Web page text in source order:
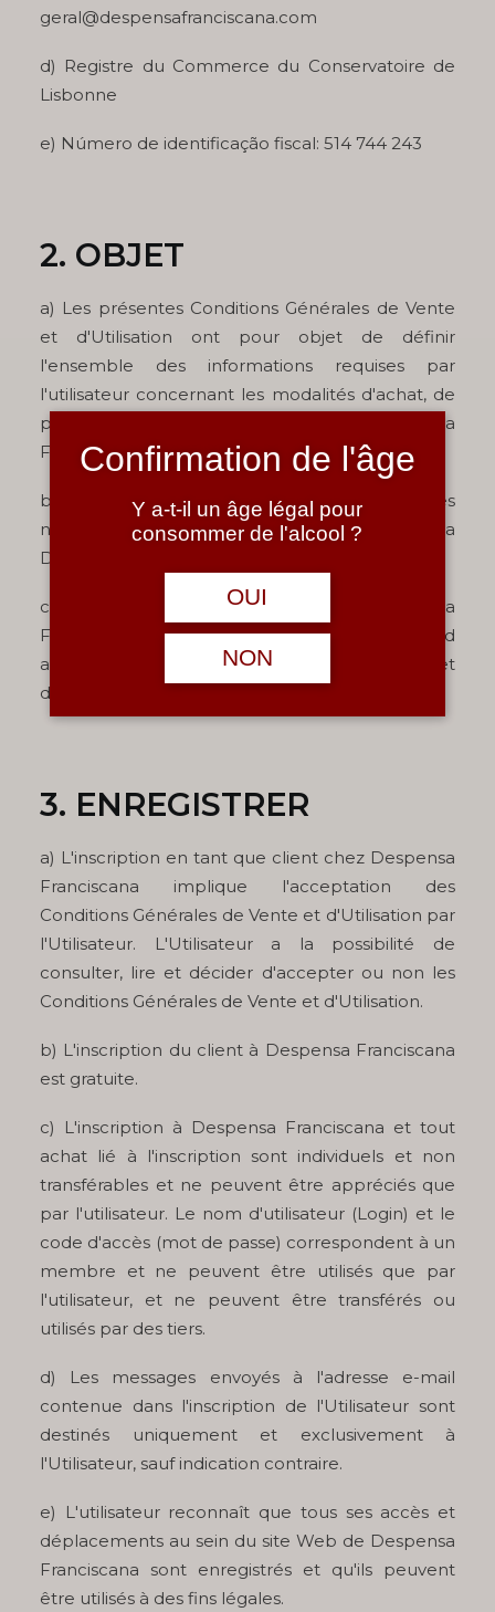
geral@despensafranciscana.com
d) Registre du Commerce du Conservatoire de
Lisbonne
e) Número de identificação fiscal: 514 744 243
2. OBJET
a) Les présentes Conditions Générales de Vente
et d'Utilisation ont pour objet de définir
l'ensemble des informations requises par
l'utilisateur concernant les modalités d'achat, de
paiement et de livraison des produits Despensa
Franciscana.
b) Ces conditions règlent toutes les étapes
nécessaires pour acheter des produits de la
Despensa Franciscana.
c) L'utilisation des services de Despensa
Franciscana implique l'acceptation et l'accord
avec les conditions générales de vente et
d'utilisation, par l'utilisateur.
3. ENREGISTRER
a) L'inscription en tant que client chez Despensa
Franciscana implique l'acceptation des
Conditions Générales de Vente et d'Utilisation par
l'Utilisateur. L'Utilisateur a la possibilité de
consulter, lire et décider d'accepter ou non les
Conditions Générales de Vente et d'Utilisation.
b) L'inscription du client à Despensa Franciscana
est gratuite.
c) L'inscription à Despensa Franciscana et tout
achat lié à l'inscription sont individuels et non
transférables et ne peuvent être appréciés que
par l'utilisateur. Le nom d'utilisateur (Login) et le
code d'accès (mot de passe) correspondent à un
membre et ne peuvent être utilisés que par
l'utilisateur, et ne peuvent être transférés ou
utilisés par des tiers.
d) Les messages envoyés à l'adresse e-mail
contenue dans l'inscription de l'Utilisateur sont
destinés uniquement et exclusivement à
l'Utilisateur, sauf indication contraire.
e) L'utilisateur reconnaît que tous ses accès et
déplacements au sein du site Web de Despensa
Franciscana sont enregistrés et qu'ils peuvent
être utilisés à des fins légales.
Confirmation de l'âge
Y a-t-il un âge légal pour
consommer de l'alcool ?
OUI
NON